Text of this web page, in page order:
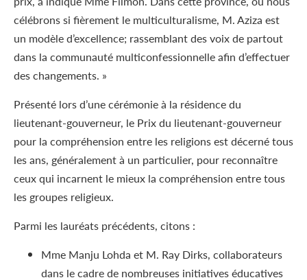
célébrons si fièrement le multiculturalisme, M. Aziza est
un modèle d’excellence; rassemblant des voix de partout
dans la communauté multiconfessionnelle afin d’effectuer
des changements. »
Présenté lors d’une cérémonie à la résidence du
lieutenant-gouverneur, le Prix du lieutenant-gouverneur
pour la compréhension entre les religions est décerné tous
les ans, généralement à un particulier, pour reconnaître
ceux qui incarnent le mieux la compréhension entre tous
les groupes religieux.
Parmi les lauréats précédents, citons :
Mme Manju Lohda et M. Ray Dirks, collaborateurs
dans le cadre de nombreuses initiatives éducatives